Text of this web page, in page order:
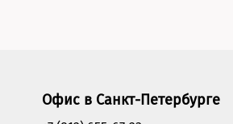
Офис в Санкт-Петербурге